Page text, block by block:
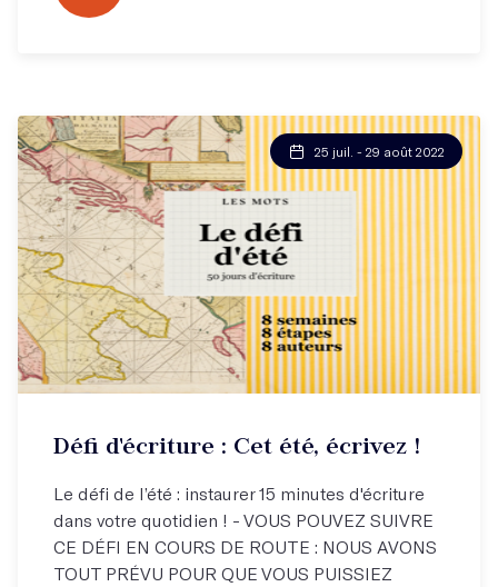
25 juil. - 29 août 2022
Défi d'écriture : Cet été, écrivez !
Le défi de l’été : instaurer 15 minutes d'écriture
dans votre quotidien ! - VOUS POUVEZ SUIVRE
CE DÉFI EN COURS DE ROUTE : NOUS AVONS
TOUT PRÉVU POUR QUE VOUS PUISSIEZ